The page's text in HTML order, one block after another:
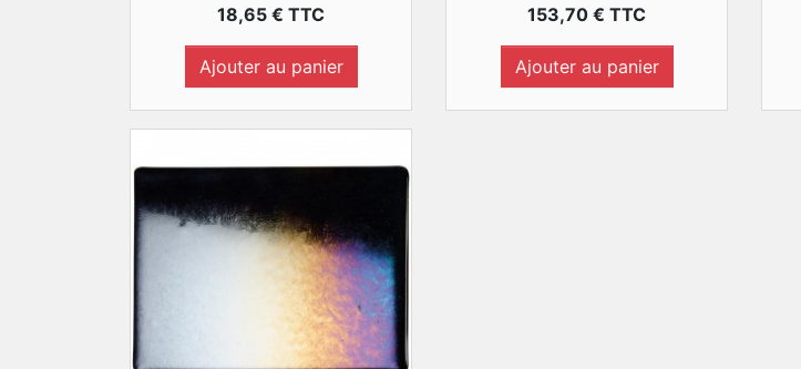
Prix
18,65 € TTC
Ajouter au panier
Prix
153,70 € TTC
Ajouter au panier